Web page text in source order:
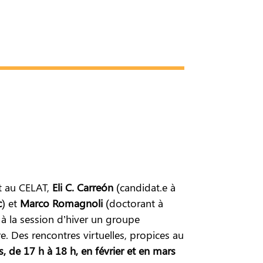
CELAT, Eli C. Carreón(candidat.e à
) et Marco Romagnoli(doctorant à
la session d’hiver un groupe
Des rencontres virtuelles, propices au
de 17 h à 18 h, en février et en mars